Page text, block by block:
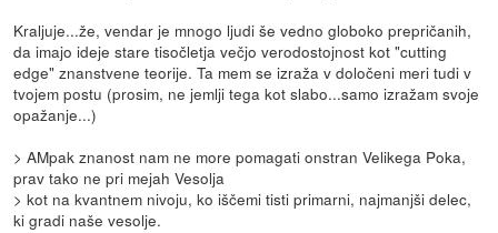
Kraljuje...že, vendar je mnogo ljudi še vedno globoko prepričanih,
da imajo ideje stare tisočletja večjo verodostojnost kot "cutting
edge" znanstvene teorije. Ta mem se izraža v določeni meri tudi v
tvojem postu (prosim, ne jemlji tega kot slabo...samo izražam svoje
opažanje...)
> AMpak znanost nam ne more pomagati onstran Velikega Poka,
prav tako ne pri mejah Vesolja
> kot na kvantnem nivoju, ko iščemi tisti primarni, najmanjši delec,
ki gradi naše vesolje.